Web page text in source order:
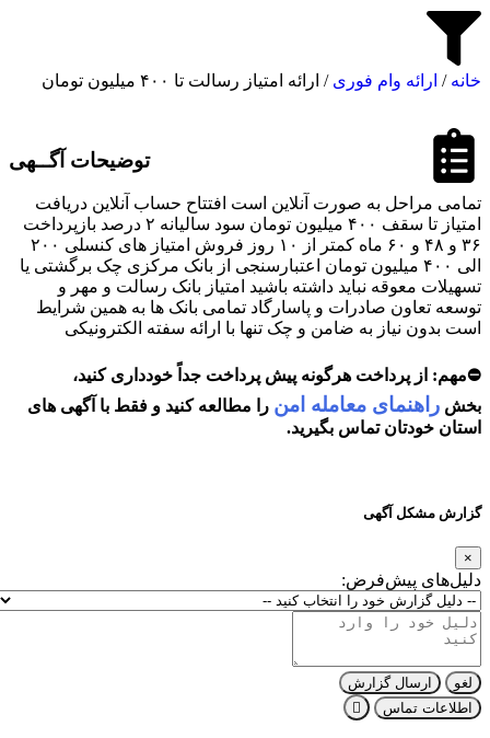
خانه/ ارائه وام فوری/ ارائه امتیاز رسالت تا ۴۰۰ میلیون تومان
توضیحات آگــهی
تمامی مراحل به صورت آنلاین است افتتاح حساب آنلاین دریافت
امتیاز تا سقف ۴۰۰ میلیون تومان سود سالیانه ۲ درصد بازپرداخت
۳۶ و ۴۸ و ۶۰ ماه کمتر از ۱۰ روز فروش امتیاز های کنسلی ۲۰۰
الی ۴۰۰ میلیون تومان اعتبارسنجی از بانک مرکزی چک برگشتی یا
تسهیلات معوقه نباید داشته باشید امتیاز بانک رسالت و مهر و
توسعه تعاون صادرات و پاسارگاد تمامی بانک ها به همین شرایط
است بدون نیاز به ضامن و چک تنها با ارائه سفته الکترونیکی
⛔مهم: از پرداخت هرگونه پیش پرداختجداً خودداری کنید،
بخش راهنمای معامله امنرا مطالعه کنید و فقط با آگهی های
استان خودتان تماس بگیرید.
گزارش مشکل آگهی
×
دلیل‌های پیش‌فرض:
لغو
ارسال گزارش
اطلاعات تماس